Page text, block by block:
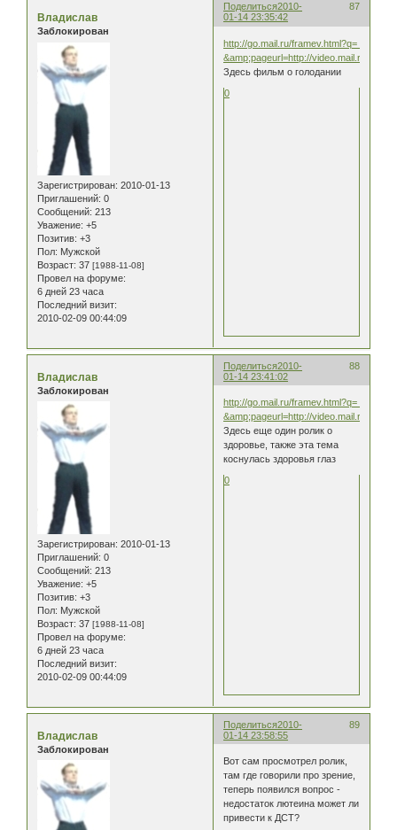
Поделиться 87
2010-
01-14 23:35:42
Владислав
Заблокирован
Зарегистрирован: 2010-01-13
Приглашений: 0
Сообщений: 213
Уважение: +5
Позитив: +3
Пол: Мужской
Возраст: 37 [1988-11-08]
Провел на форуме:
6 дней 23 часа
Последний визит:
2010-02-09 00:44:09
http://go.mail.ru/framev.html?q=
&amp;pageurl=http://video.mail.ru/mail/
Здесь фильм о голодании
0
Поделиться 88
2010-
01-14 23:41:02
Владислав
Заблокирован
Зарегистрирован: 2010-01-13
Приглашений: 0
Сообщений: 213
Уважение: +5
Позитив: +3
Пол: Мужской
Возраст: 37 [1988-11-08]
Провел на форуме:
6 дней 23 часа
Последний визит:
2010-02-09 00:44:09
http://go.mail.ru/framev.html?q=
&amp;pageurl=http://video.mail.ru/mail/
Здесь еще один ролик о
здоровье, также эта тема
коснулась здоровья глаз
0
Поделиться 89
2010-
01-14 23:58:55
Владислав
Заблокирован
Вот сам просмотрел ролик,
там где говорили про зрение,
теперь появился вопрос -
недостаток лютеина может ли
привести к ДСТ?